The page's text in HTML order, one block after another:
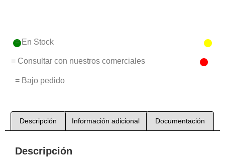
= En Stock
= Consultar con nuestros comerciales
= Bajo pedido
Descripción Información adicional Documentación
Descripción